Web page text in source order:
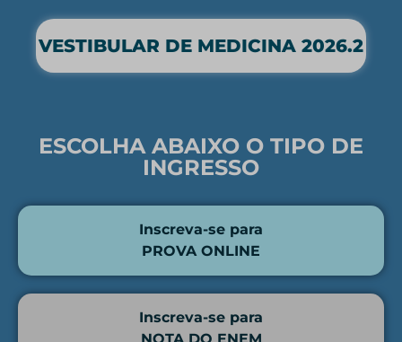
VESTIBULAR DE MEDICINA 2026.2
ESCOLHA ABAIXO O TIPO DE
INGRESSO
Inscreva-se para
PROVA ONLINE
Inscreva-se para